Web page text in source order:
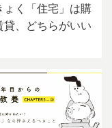
ょく「住宅」は購
貸、どちらがいい